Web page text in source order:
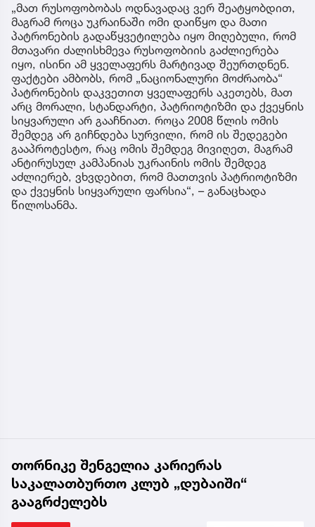
„მათ რუსოფობობას ოდნავადაც ვერ შეატყობდით,
მაგრამ როცა უკრაინაში ომი დაიწყო და მათი
პატრონების გადაწყვეტილება იყო მიღებული, რომ
მთავარი ძალისხმევა რუსოფობიის გაძლიერება
იყო, ისინი ამ ყველაფერს მარტივად შეურთდნენ.
ფაქტები ამბობს, რომ „ნაციონალური მოძრაობა“
პატრონების დაკვეთით ყველაფერს აკეთებს, მათ
არც მორალი, სტანდარტი, პატრიოტიზმი და ქვეყნის
სიყვარული არ გააჩნიათ. როცა 2008 წლის ომის
შემდეგ არ გიჩნდება სურვილი, რომ ის შედეგები
გააპროტესტო, რაც ომის შემდეგ მივიღეთ, მაგრამ
ანტირუსულ კამპანიას უკრაინის ომის შემდეგ
აძლიერებ, ვხვდებით, რომ მათთვის პატრიოტიზმი
და ქვეყნის სიყვარული ფარსია“, – განაცხადა
წილოსანმა.
თორნიკე შენგელია კარიერას
საკალათბურთო კლუბ „დუბაიში“
გააგრძელებს